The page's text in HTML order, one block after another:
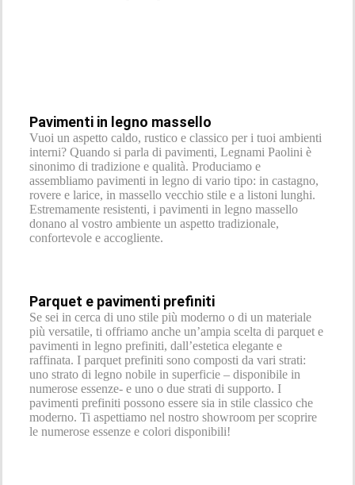
Pavimenti in legno massello
Vuoi un aspetto caldo, rustico e classico per i tuoi ambienti
interni? Quando si parla di pavimenti, Legnami Paolini è
sinonimo di tradizione e qualità. Produciamo e
assembliamo pavimenti in legno di vario tipo: in castagno,
rovere e larice, in massello vecchio stile e a listoni lunghi.
Estremamente resistenti, i pavimenti in legno massello
donano al vostro ambiente un aspetto tradizionale,
confortevole e accogliente.
Parquet e pavimenti prefiniti
Se sei in cerca di uno stile più moderno o di un materiale
più versatile, ti offriamo anche un’ampia scelta di parquet e
pavimenti in legno prefiniti, dall’estetica elegante e
raffinata. I parquet prefiniti sono composti da vari strati:
uno strato di legno nobile in superficie – disponibile in
numerose essenze- e uno o due strati di supporto. I
pavimenti prefiniti possono essere sia in stile classico che
moderno. Ti aspettiamo nel nostro showroom per scoprire
le numerose essenze e colori disponibili!